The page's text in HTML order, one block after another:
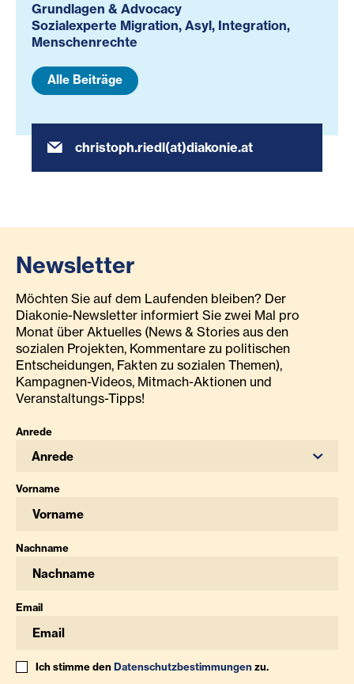
Grundlagen & Advocacy
Sozialexperte Migration, Asyl, Integration,
Menschenrechte
Alle Beiträge
christoph.riedl(at)diakonie.at
Newsletter
Möchten Sie auf dem Laufenden bleiben? Der
Diakonie-Newsletter informiert Sie zwei Mal pro
Monat über Aktuelles (News & Stories aus den
sozialen Projekten, Kommentare zu politischen
Entscheidungen, Fakten zu sozialen Themen),
Kampagnen-Videos, Mitmach-Aktionen und
Veranstaltungs-Tipps!
Anrede
Anrede
Vorname
Nachname
Email
Ich stimme denDatenschutzbestimmungenzu.